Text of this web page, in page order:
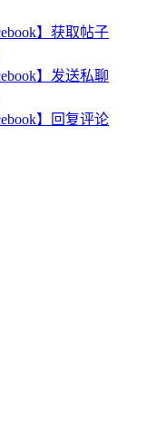
】获取帖子
】发送私聊
】回复评论